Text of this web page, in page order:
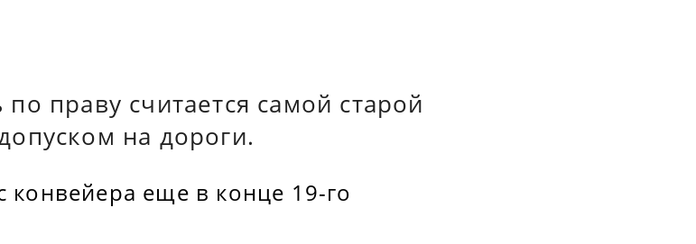
праву считается самой старой
на дороги.
еще в конце 19-го